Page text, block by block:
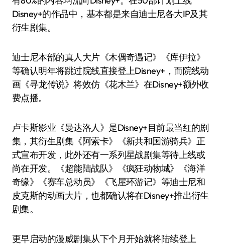
Disney+的作品中，基本都是来自迪士尼各大IP及其
衍生剧集。
迪士尼本部的真人大片《木偶奇遇记》《库伊拉》
等确认明年将跳过院线直接登上Disney+，而院线动
画《寻龙传说》将效仿《花木兰》在Disney+额外收
费点播。
卢卡斯影业《曼达洛人》是Disney+目前最当红的剧
集，其衍生剧集《阿索卡》《新共和国游骑兵》正
式宣布开发，此外还有一系列星战剧集等待上线或
尚在开发。《超能陆战队》《疯狂动物城》《海洋
奇缘》《赛车总动员》《飞屋环游记》等迪士尼和
皮克斯的动画大片，也都确认将在Disney+推出衍生
剧集。
更早启动的漫威剧集从下个月开始就将陆续登上